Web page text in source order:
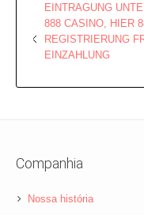
INTRAGUNG
888 CASINO, HIER
REGISTRIERUNG
EINZAHLUNG
Companhia
Nossa história